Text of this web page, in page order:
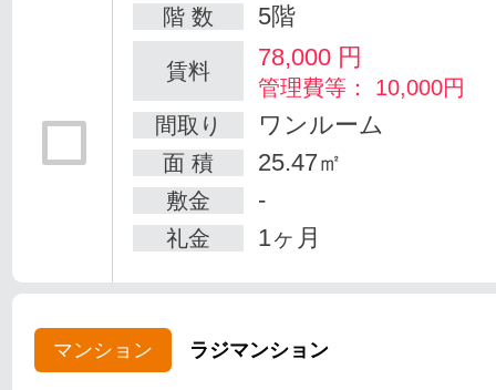
階 数 5階
賃料 78,000 円
管理費等： 10,000円
間取り
ワンルーム
面 積 25.47㎡
敷金 -
礼金 1ヶ月
マンション ラジマンション